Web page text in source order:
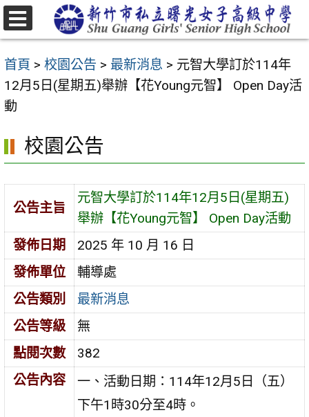
跳
至
要
內
容
首頁 > 校園公告 > 最新消息 > 元智大學訂於114年
12月5日(星期五)舉辦【花Young元智】 Open Day活
動
校園公告
公告主旨
元智大學訂於114年12月5日(星期五)
舉辦【花Young元智】 Open Day活動
發佈日期
2025 年 10 月 16 日
發佈單位
輔導處
公告類別
最新消息
公告等級
無
點閱次數
382
公告內容
一、活動日期：114年12月5日（五）
下午1時30分至4時。
選
單